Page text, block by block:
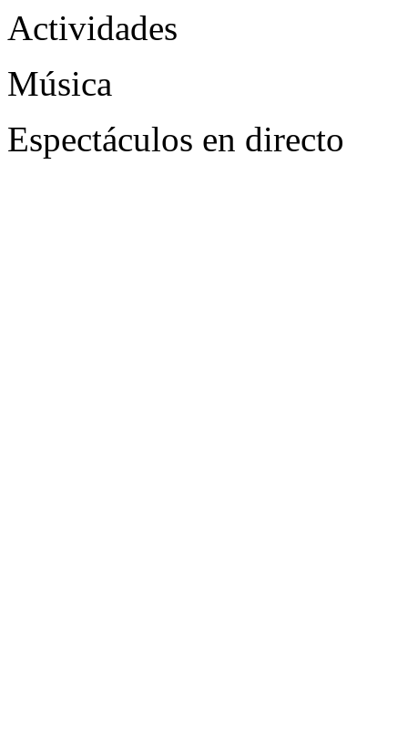
Actividades
Música
Espectáculos en directo